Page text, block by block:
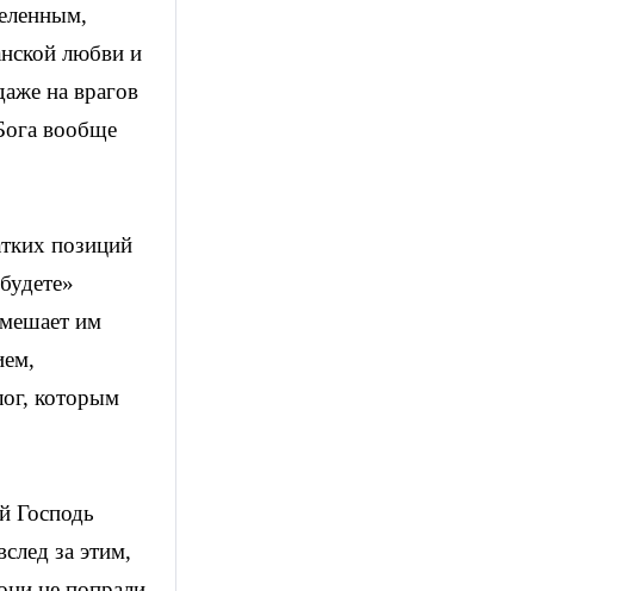
любви и
на врагов
вообще
позиций
им
которым
Господь
за этим,